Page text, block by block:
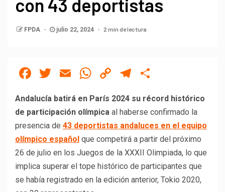
con 43 deportistas
FPDA julio 22, 2024 2 min de lectura
Facebook
Twitter
EmailWhatsApp
CopyTelegram
Andalucía batirá en París 2024 su récord histórico
de participación olímpica al haberse confirmado la
presencia de 43 deportistas andaluces en el equipo
olímpico español que competirá a partir del próximo
26 de julio en los Juegos de la XXXII Olimpiada, lo que
implica superar el tope histórico de participantes que
se había registrado en la edición anterior, Tokio 2020,